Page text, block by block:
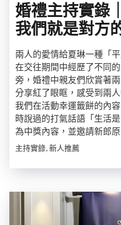
婚禮主持實錄
我們就是對方
兩人的愛情給夏琳一種「
在交往期間中經歷了不同
旁，婚禮中親友們欣賞著
分享紅了眼眶，感受到兩
我們在活動幸運籤餅的內
時說過的打氣話語「生活
為中獎內容，並邀請新郎
主持實錄, 新人推薦